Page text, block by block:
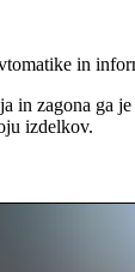
in
in zagona ga
izdelkov.